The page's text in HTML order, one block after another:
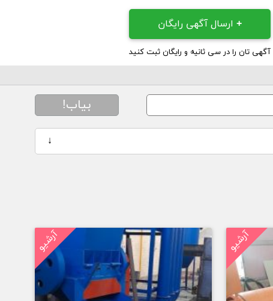
+ارسال آگهی رایگان
آگهی تان را در سی ثانیه و رایگان ثبت کنید
بیاب!
↓
آرشیو آرشیو